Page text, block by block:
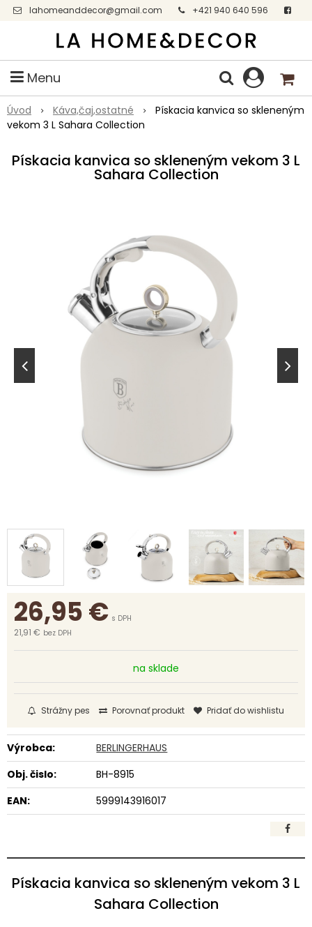
lahomeanddecor@gmail.com
+421 940 640 596
Facebook
Menu
Úvod Káva,čaj,ostatné
Pískacia kanvica so skleneným
vekom 3 L Sahara Collection
Pískacia kanvica so skleneným vekom 3 L
Sahara Collection
26,95€ s DPH
21,91 € bez DPH
na sklade
Strážny pes Porovnať produkt Pridať do wishlistu
Výrobca:
BERLINGERHAUS
Obj. čislo:
BH-8915
EAN:
5999143916017
Pískacia kanvica so skleneným vekom 3 L
Sahara Collection